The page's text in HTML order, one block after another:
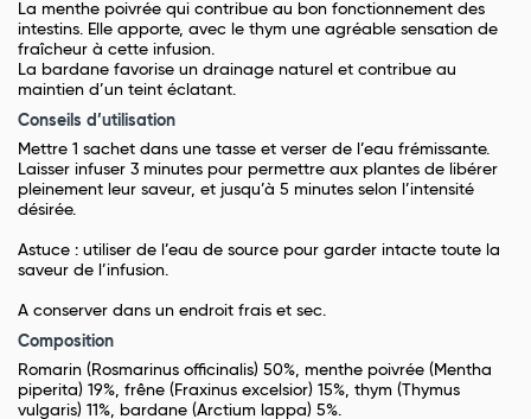
La menthe poivrée qui contribue au bon fonctionnement des
intestins. Elle apporte, avec le thym une agréable sensation de
fraîcheur à cette infusion.
La bardane favorise un drainage naturel et contribue au
maintien d’un teint éclatant.
Conseils d’utilisation
Mettre 1 sachet dans une tasse et verser de l’eau frémissante.
Laisser infuser 3 minutes pour permettre aux plantes de libérer
pleinement leur saveur, et jusqu’à 5 minutes selon l’intensité
désirée.
Astuce : utiliser de l’eau de source pour garder intacte toute la
saveur de l’infusion.
A conserver dans un endroit frais et sec.
Composition
Romarin (Rosmarinus officinalis) 50%, menthe poivrée (Mentha
piperita) 19%, frêne (Fraxinus excelsior) 15%, thym (Thymus
vulgaris) 11%, bardane (Arctium lappa) 5%.